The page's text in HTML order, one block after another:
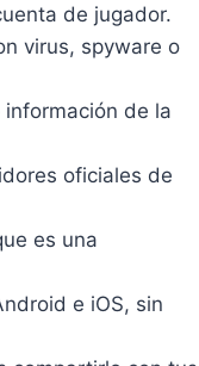
de jugador.
virus, spyware o
de la
oficiales de
es una
e iOS, sin